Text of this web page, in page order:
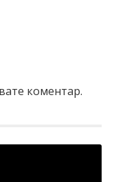
коментар.